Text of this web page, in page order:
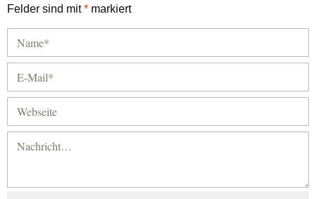
Felder sind mit* markiert